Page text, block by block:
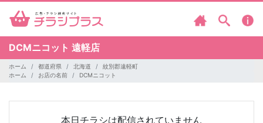
DCMニコット 遠軽店
ホーム 都道府県 北海道
紋別郡遠軽町
ホーム
お店の名前 DCMニコット
本日チラシは配信されていません